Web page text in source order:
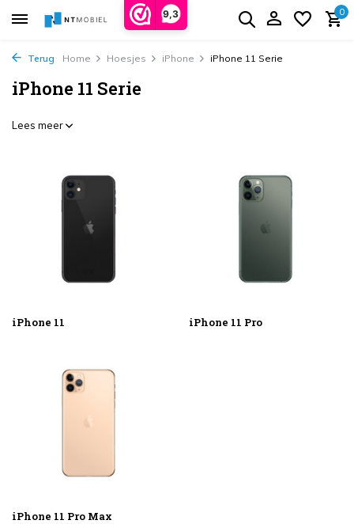
9,3 0
Terug Home Hoesjes iPhone iPhone 11 Serie
iPhone 11 Serie
Lees meer
iPhone 11 iPhone 11 Pro
iPhone 11 Pro Max